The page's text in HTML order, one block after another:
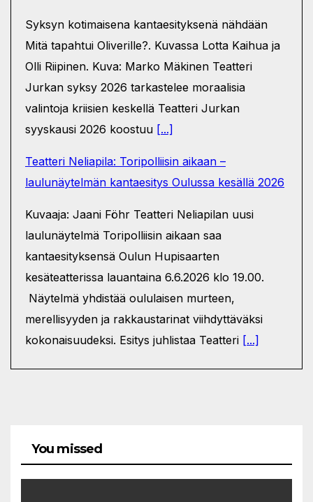
Syksyn kotimaisena kantaesityksenä nähdään
Mitä tapahtui Oliverille?. Kuvassa Lotta Kaihua ja
Olli Riipinen. Kuva: Marko Mäkinen Teatteri
Jurkan syksy 2026 tarkastelee moraalisia
valintoja kriisien keskellä Teatteri Jurkan
syyskausi 2026 koostuu [...]
Teatteri Neliapila: Toripolliisin aikaan –
laulunäytelmän kantaesitys Oulussa kesällä 2026
Kuvaaja: Jaani Föhr Teatteri Neliapilan uusi
laulunäytelmä Toripolliisin aikaan saa
kantaesityksensä Oulun Hupisaarten
kesäteatterissa lauantaina 6.6.2026 klo 19.00.
Näytelmä yhdistää oululaisen murteen,
merellisyyden ja rakkaustarinat viihdyttäväksi
kokonaisuudeksi. Esitys juhlistaa Teatteri [...]
You missed